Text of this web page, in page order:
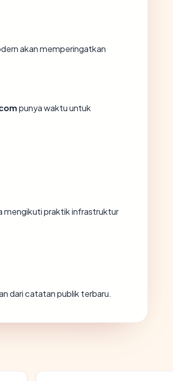
akan memperingatkan
punya waktu untuk
mengikuti praktik infrastruktur
dari catatan publik terbaru.